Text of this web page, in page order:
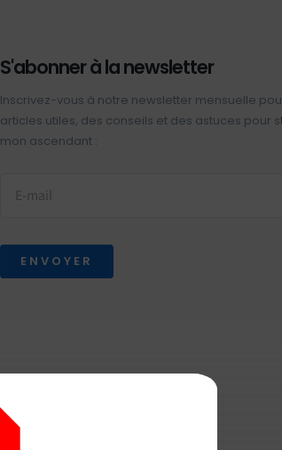
S'abonner à la newsletter
Inscrivez-vous à notre newsletter mensuelle
articles utiles, des conseils et des astuces pour
mon ascendant :
ENVOYER